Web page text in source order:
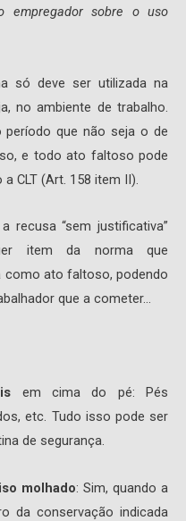
empregador sobre o uso
só deve ser utilizada na
no ambiente de trabalho.
período que não seja o de
e todo ato faltoso pode
CLT (Art. 158 item II).
recusa “sem justificativa”
item da norma que
como ato faltoso, podendo
que a cometer…
em cima do pé: Pés
etc. Tudo isso pode ser
de segurança.
molhado: Sim, quando a
da conservação indicada